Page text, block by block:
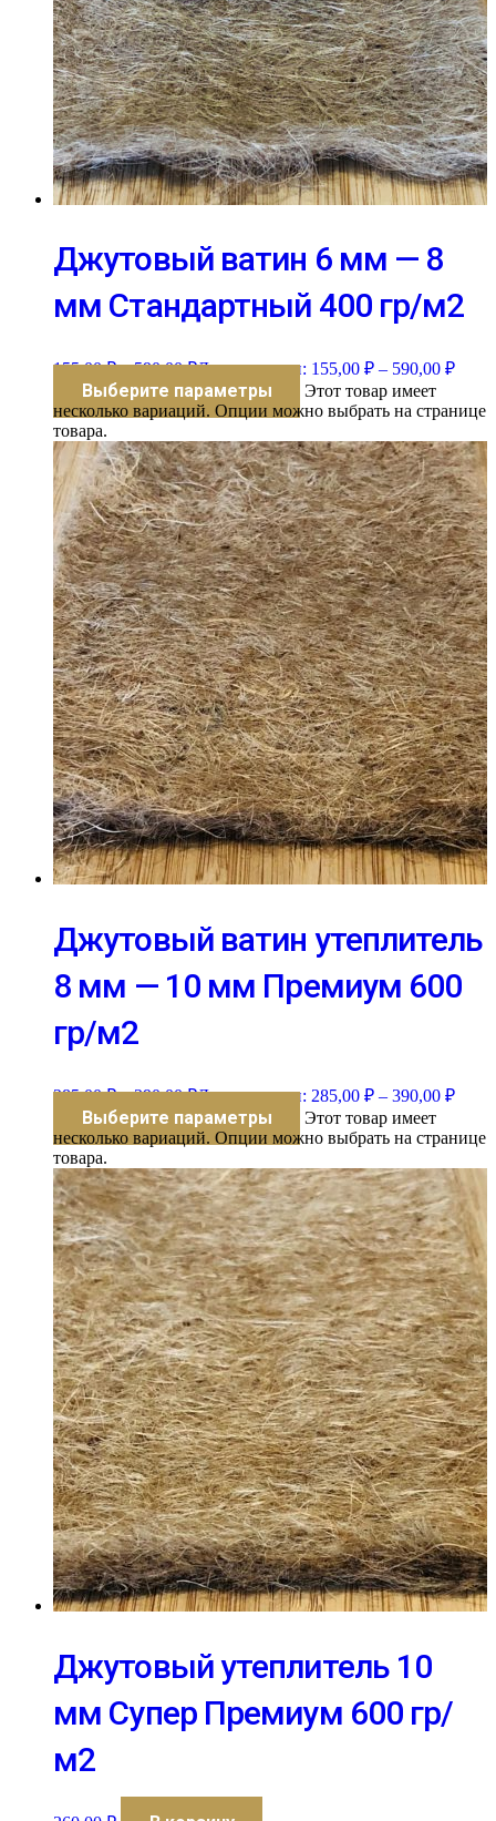
Джутовый ватин 6 мм — 8
мм Стандартный 400 гр/м2
155,00₽ – 590,00₽Диапазон цен: 155,00 ₽ – 590,00 ₽
Выберите параметры
Этот товар имеет
несколько вариаций. Опции можно выбрать на странице
товара.
Джутовый ватин утеплитель
8 мм — 10 мм Премиум 600
гр/м2
285,00₽ – 390,00₽Диапазон цен: 285,00 ₽ – 390,00 ₽
Выберите параметры
Этот товар имеет
несколько вариаций. Опции можно выбрать на странице
товара.
Джутовый утеплитель 10
мм Супер Премиум 600 гр/
м2